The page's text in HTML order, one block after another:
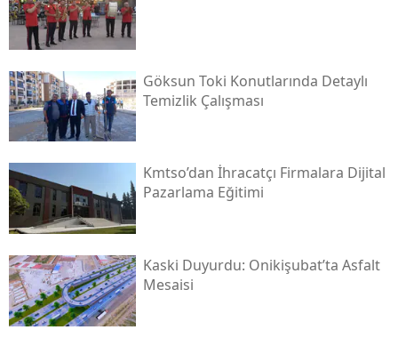
Göksun Toki̇ Konutlarında Detaylı
Temizlik Çalışması
Kmtso’dan İhracatçı Firmalara Dijital
Pazarlama Eğitimi
Kaski̇ Duyurdu: Onikişubat’ta Asfalt
Mesaisi